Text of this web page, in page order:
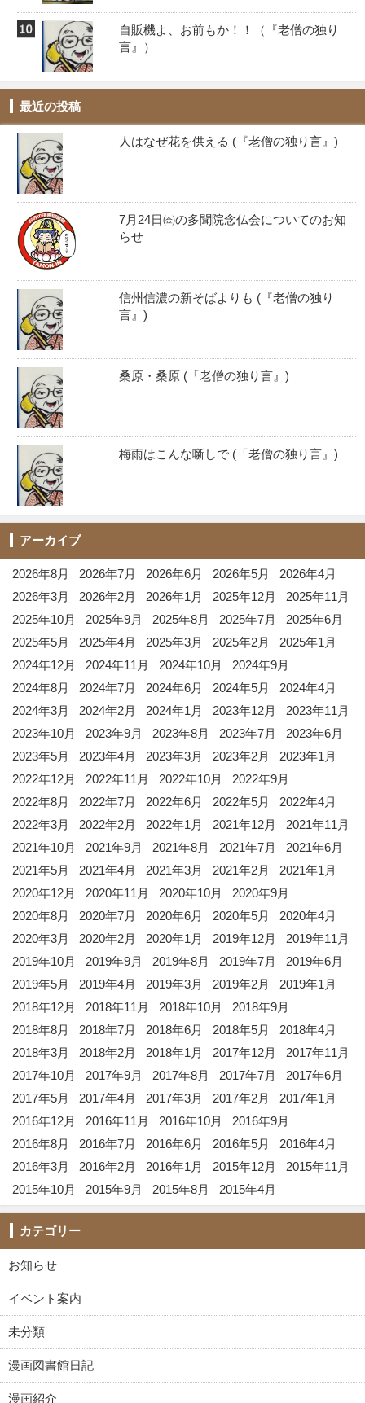
自販機よ、お前もか！！️（『老僧の独り
言』）
最近の投稿
人はなぜ花を供える (『老僧の独り言』)
7月24日㈮の多聞院念仏会についてのお知
らせ
信州信濃の新そばよりも (『老僧の独り
言』)
桑原・桑原 (「老僧の独り言』)
梅雨はこんな噺しで (「老僧の独り言』)
アーカイブ
2026年8月 2026年7月 2026年6月 2026年5月
2026年4月
2026年3月
2026年2月 2026年1月 2025年12月
2025年11月
2025年10月
2025年9月 2025年8月 2025年7月
2025年6月
2025年5月
2025年4月 2025年3月 2025年2月
2025年1月
2024年12月
2024年11月 2024年10月
2024年9月
2024年8月
2024年7月 2024年6月 2024年5月
2024年4月
2024年3月
2024年2月 2024年1月 2023年12月
2023年11月
2023年10月
2023年9月 2023年8月 2023年7月
2023年6月
2023年5月
2023年4月 2023年3月 2023年2月
2023年1月
2022年12月
2022年11月 2022年10月
2022年9月
2022年8月
2022年7月 2022年6月 2022年5月
2022年4月
2022年3月
2022年2月 2022年1月 2021年12月
2021年11月
2021年10月
2021年9月 2021年8月 2021年7月
2021年6月
2021年5月
2021年4月 2021年3月 2021年2月
2021年1月
2020年12月
2020年11月 2020年10月
2020年9月
2020年8月
2020年7月 2020年6月 2020年5月
2020年4月
2020年3月
2020年2月 2020年1月 2019年12月
2019年11月
2019年10月
2019年9月 2019年8月 2019年7月
2019年6月
2019年5月
2019年4月 2019年3月 2019年2月
2019年1月
2018年12月
2018年11月 2018年10月
2018年9月
2018年8月
2018年7月 2018年6月 2018年5月
2018年4月
2018年3月
2018年2月 2018年1月 2017年12月
2017年11月
2017年10月
2017年9月 2017年8月 2017年7月
2017年6月
2017年5月
2017年4月 2017年3月 2017年2月
2017年1月
2016年12月
2016年11月 2016年10月
2016年9月
2016年8月
2016年7月 2016年6月 2016年5月
2016年4月
2016年3月
2016年2月 2016年1月 2015年12月
2015年11月
2015年10月
2015年9月 2015年8月 2015年4月
カテゴリー
お知らせ
イベント案内
未分類
漫画図書館日記
漫画紹介